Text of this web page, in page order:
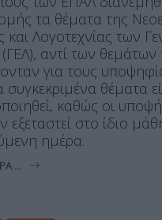
τα θέματα της
και Λογοτεχνίας των
αντί των θεμάτων
για τους
συγκεκριμένα θέματα
καθώς οι
εξεταστεί στο ίδιο
ημέρα.
...